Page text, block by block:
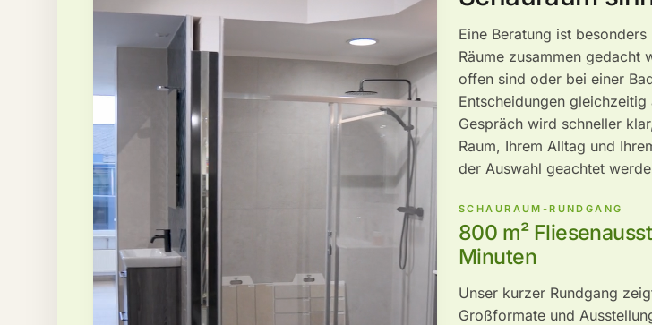
Eine Beratung ist
Räume zusammen gedacht
offen sind oder bei einer
Entscheidungen
Gespräch wird schneller
Raum, Ihrem Alltag und
der Auswahl geachtet
SCHAURAUM-RUNDGANG
800 m²
Minuten
Unser kurzer Rundgang
Großformate und